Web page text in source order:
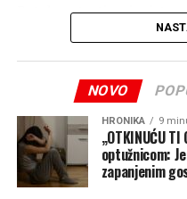
Pet dana testiranja
Prema njegovim riječima,
koji bi trebalo da poboljša
potezu od Dragočaja i
„Radi se o ogromnom
građana. Radovi će biti
subotom, nakon čega
novog sistema“, rekao je
NOVO
HRONIKA 9
„OTKINUĆU
optužnicom:
zapanjenim